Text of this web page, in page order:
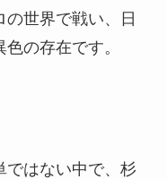
世界で戦い、日
の存在です。
ではない中で、杉